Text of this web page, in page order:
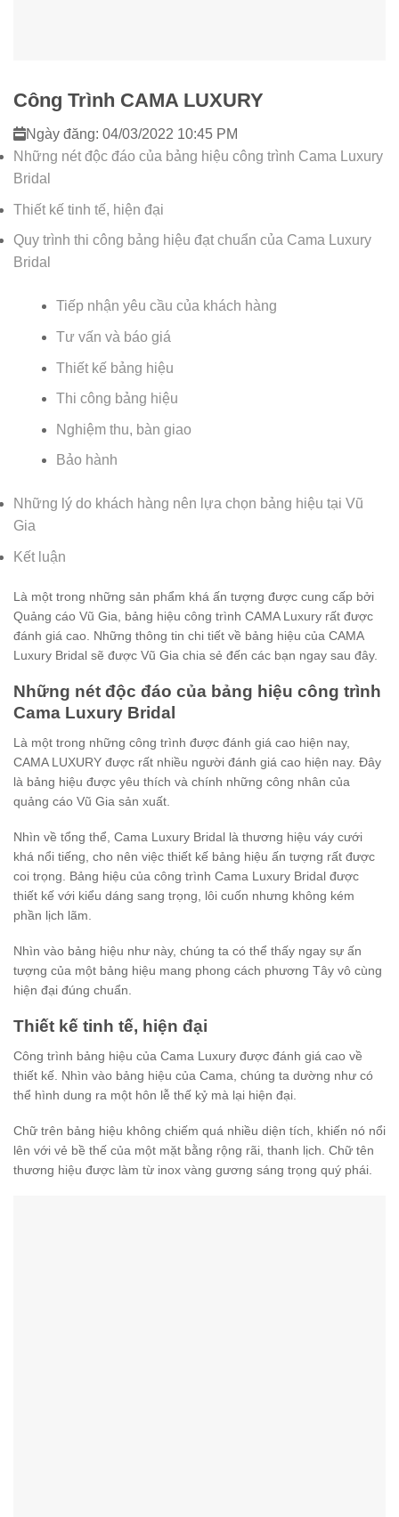
Công Trình CAMA LUXURY
Ngày đăng: 04/03/2022 10:45 PM
Những nét độc đáo của bảng hiệu công trình Cama Luxury
Bridal
Thiết kế tinh tế, hiện đại
Quy trình thi công bảng hiệu đạt chuẩn của Cama Luxury
Bridal
Tiếp nhận yêu cầu của khách hàng
Tư vấn và báo giá
Thiết kế bảng hiệu
Thi công bảng hiệu
Nghiệm thu, bàn giao
Bảo hành
Những lý do khách hàng nên lựa chọn bảng hiệu tại Vũ
Gia
Kết luận
Là một trong những sản phẩm khá ấn tượng được cung cấp bởi
Quảng cáo Vũ Gia, bảng hiệu công trình CAMA Luxury rất được
đánh giá cao. Những thông tin chi tiết về bảng hiệu của CAMA
Luxury Bridal sẽ được Vũ Gia chia sẻ đến các bạn ngay sau đây.
Những nét độc đáo của bảng hiệu công trình
Cama Luxury Bridal
Là một trong những công trình được đánh giá cao hiện nay,
CAMA LUXURY được rất nhiều người đánh giá cao hiện nay. Đây
là bảng hiệu được yêu thích và chính những công nhân của
quảng cáo Vũ Gia sản xuất.
Nhìn về tổng thể, Cama Luxury Bridal là thương hiệu váy cưới
khá nổi tiếng, cho nên việc thiết kế bảng hiệu ấn tượng rất được
coi trọng. Bảng hiệu của công trình Cama Luxury Bridal được
thiết kế với kiểu dáng sang trọng, lôi cuốn nhưng không kém
phần lịch lãm.
Nhìn vào bảng hiệu như này, chúng ta có thể thấy ngay sự ấn
tượng của một bảng hiệu mang phong cách phương Tây vô cùng
hiện đại đúng chuẩn.
Thiết kế tinh tế, hiện đại
Công trình bảng hiệu của Cama Luxury được đánh giá cao về
thiết kế. Nhìn vào bảng hiệu của Cama, chúng ta dường như có
thể hình dung ra một hôn lễ thế kỷ mà lại hiện đại.
Chữ trên bảng hiệu không chiếm quá nhiều diện tích, khiến nó nổi
lên với vẻ bề thế của một mặt bằng rộng rãi, thanh lịch. Chữ tên
thương hiệu được làm từ inox vàng gương sáng trọng quý phái.